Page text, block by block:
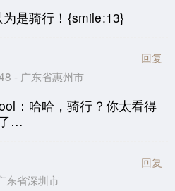
是骑行！{smile:13}
- 广东省惠州市
回复
：哈哈，骑行？你太看得
…
东省深圳市
回复